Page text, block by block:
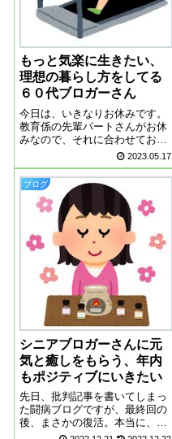
もっと気楽に生きたい、
理想の暮らし方をしてる
６０代ブロガーさん
今日は、いきなりお休みです。
教育係の先輩パートさんがお休
みなので、それに合わせてお休
みという感じです。もっと気楽
に生きたいお休みだとわかって
いるのに、４時に目が覚めてし
まいました。昨日、ベッドに入
ったのが１１時なんで、睡眠時
間は５時間、ちょ...
2023.05.17
ブログ
シニアブロガーさんに元
気と癒しをもらう、年内
もポジティブにいきたい
先日、批判記事を書いてしまっ
た闘病ブログですが、最終回の
後、まさかの復活。本当に、〇
んでしまったの？と思わず見て